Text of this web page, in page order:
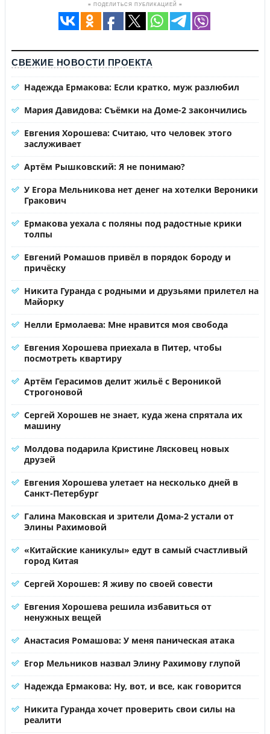
≡ ПОДЕЛИТЬСЯ ПУБЛИКАЦИЕЙ ≡
СВЕЖИЕ НОВОСТИ ПРОЕКТА
Надежда Ермакова: Если кратко, муж разлюбил
Мария Давидова: Съёмки на Доме-2 закончились
Евгения Хорошева: Считаю, что человек этого
заслуживает
Артём Рышковский: Я не понимаю?
У Егора Мельникова нет денег на хотелки Вероники
Гракович
Ермакова уехала с поляны под радостные крики
толпы
Евгений Ромашов привёл в порядок бороду и
причёску
Никита Гуранда с родными и друзьями прилетел на
Майорку
Нелли Ермолаева: Мне нравится моя свобода
Евгения Хорошева приехала в Питер, чтобы
посмотреть квартиру
Артём Герасимов делит жильё с Вероникой
Строгоновой
Сергей Хорошев не знает, куда жена спрятала их
машину
Молдова подарила Кристине Лясковец новых
друзей
Евгения Хорошева улетает на несколько дней в
Санкт-Петербург
Галина Маковская и зрители Дома-2 устали от
Элины Рахимовой
«Китайские каникулы» едут в самый счастливый
город Китая
Сергей Хорошев: Я живу по своей совести
Евгения Хорошева решила избавиться от
ненужных вещей
Анастасия Ромашова: У меня паническая атака
Егор Мельников назвал Элину Рахимову глупой
Надежда Ермакова: Ну, вот, и все, как говорится
Никита Гуранда хочет проверить свои силы на
реалити